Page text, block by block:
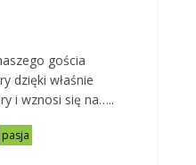
gościa
dzięki właśnie
i wznosi się na…..
pasja